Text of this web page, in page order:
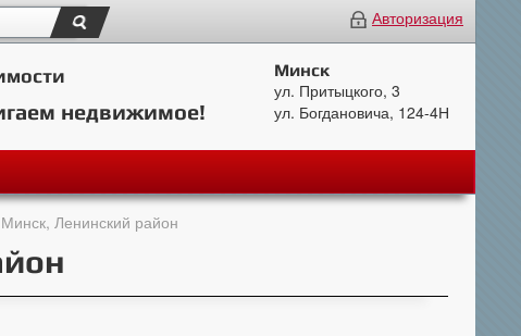
Авторизация
недвижимое!
Минск
ул. Притыцкого, 3
ул. Богдановича, 124-4Н
Ленинский район